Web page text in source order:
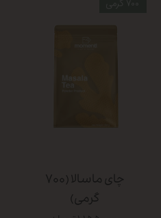
چای ماسالا (۷۰۰
گرمی)